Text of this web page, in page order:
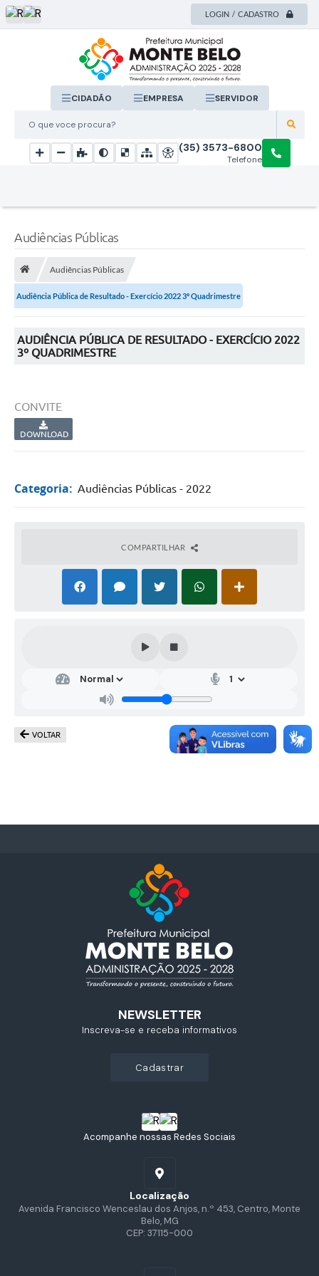
LOGIN / CADASTRO
O que voce procura?
CIDADÃO EMPRESA SERVIDOR
Telefone
(35) 3573-6800
Audiências Públicas
Audiências Públicas
Audiência Pública de Resultado - Exercício 2022 3º Quadrimestre
AUDIÊNCIA PÚBLICA DE RESULTADO - EXERCÍCIO 2022
3º QUADRIMESTRE
CONVITE
DOWNLOAD
Categoria: Audiências Públicas - 2022
COMPARTILHAR
VOLTAR
Acompanhe nossas Redes Sociais
Localização
Avenida Francisco Wenceslau dos Anjos, n.º 453, Centro, Monte
Belo, MG
CEP: 37115-000
NEWSLETTER
Inscreva-se e receba informativos
cadastrar